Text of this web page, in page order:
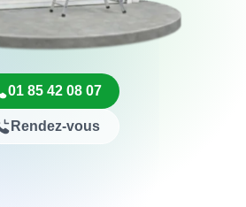
01 85 42 08 07
Rendez-vous